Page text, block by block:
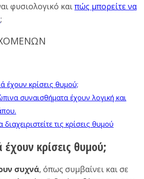
φυσιολογικό καιπώς μπορείτε να
;
έχουν κρίσεις θυμού;
συναισθήματα έχουν λογική και
τις κρίσεις θυμού
έχουν κρίσεις θυμού;
συχνά, όπως συμβαίνει και σε